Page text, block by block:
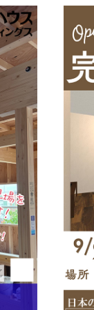
徳島
高知
長崎
沖縄